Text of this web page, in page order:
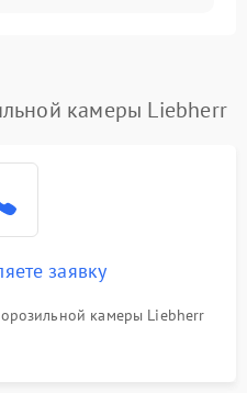
камеры Liebherr
заявку
камеры Liebherr